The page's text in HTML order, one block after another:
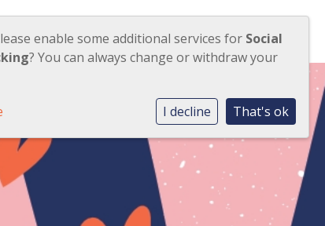
ONS SCHOOLGEBOUW
enable some additional services for Social
? You can always change or withdraw your
I decline That's ok